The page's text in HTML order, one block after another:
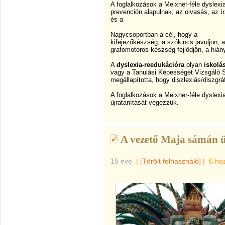
A foglalkozások a Meixner-féle
prevención alapulnak, az olvasás, az
és a
Nagycsoportban a cél, hogy a
kifejezőkészség, a szókincs javuljon, a
grafomotoros készség fejlődjön, a
A dyslexia-reedukációraolyan
vagy a Tanulási Képességet Vizsgáló
megállapította, hogy diszlexiás/
A foglalkozások a Meixner-féle
újratanítását végezzük.
A vezető Maja sámán
15 éve | [Törölt felhasználó] | 6